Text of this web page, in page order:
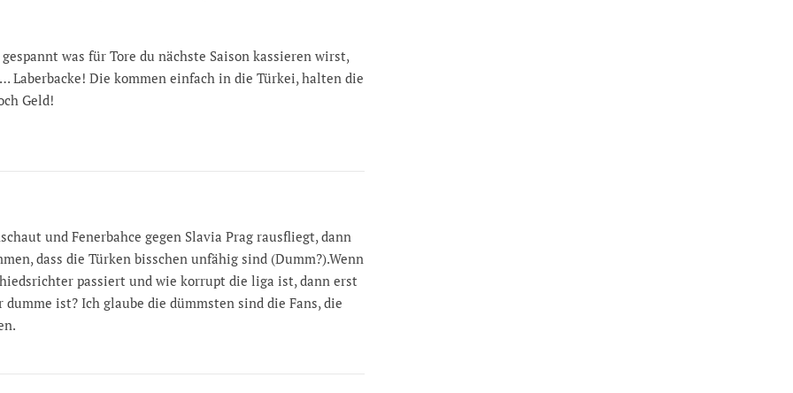
was für Tore du nächste Saison kassieren wirst,
Laberbacke! Die kommen einfach in die Türkei, halten die
Geld!
und Fenerbahce gegen Slavia Prag rausfliegt, dann
dass die Türken bisschen unfähig sind (Dumm?).Wenn
passiert und wie korrupt die liga ist, dann erst
ist? Ich glaube die dümmsten sind die Fans, die